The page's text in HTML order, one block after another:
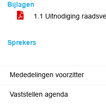
Bijlagen
1.1 Uitnodiging
Sprekers
Mededelingen voorzitter
Vaststellen agenda